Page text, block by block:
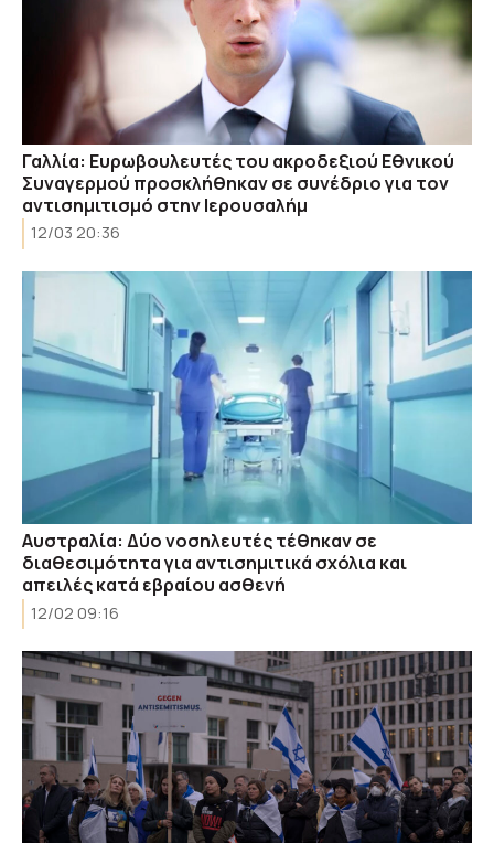
Γαλλία: Ευρωβουλευτές του ακροδεξιού Εθνικού
Συναγερμού προσκλήθηκαν σε συνέδριο για τον
αντισημιτισμό στην Ιερουσαλήμ
12/03 20:36
Αυστραλία: Δύο νοσηλευτές τέθηκαν σε
διαθεσιμότητα για αντισημιτικά σχόλια και
απειλές κατά εβραίου ασθενή
12/02 09:16